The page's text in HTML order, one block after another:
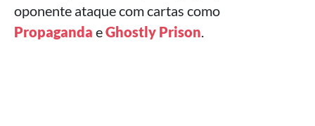
oponente ataque com cartas como
Propaganda eGhostly Prison.